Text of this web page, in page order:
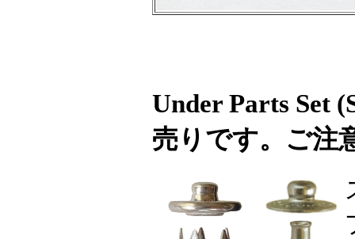
Under Parts Set
売りです。ご注